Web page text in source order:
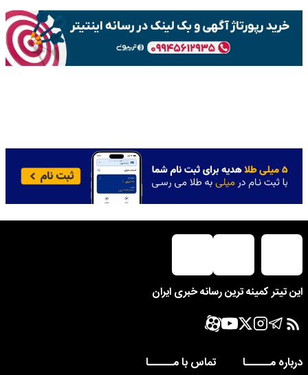
این تیتر کمینه ترین رسانه خبری ایران
درباره مــــــا
تماس با مــــــا